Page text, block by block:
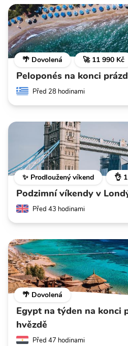
🌴 Dovolená 🚀 11 990 Kč
Peloponés na konci
Před 28 hodinami
✨ Prodloužený víkend 👌
Podzimní víkendy v
Před 43 hodinami
🌴 Dovolená
Egypt na týden na konci
hvězdě
Před 47 hodinami